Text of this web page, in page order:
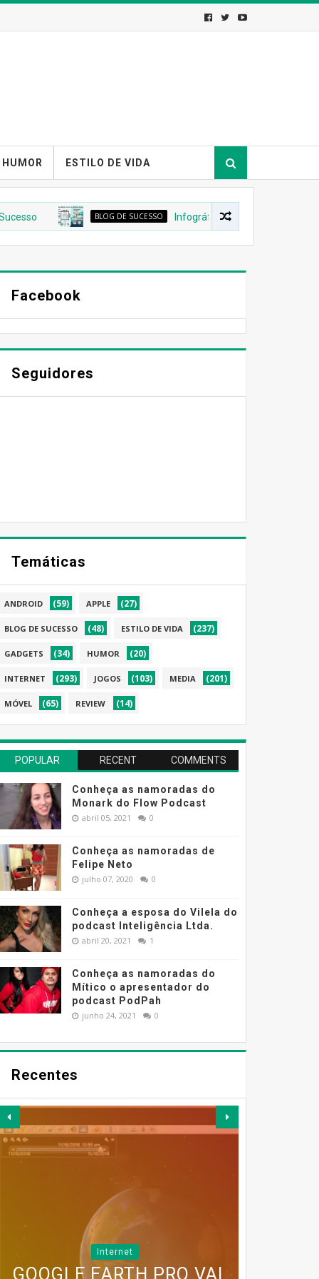
HUMOR ESTILO DE VIDA
BLOG DE SUCESSO Infográfico Para Um Blog de Sucesso
Facebook
Seguidores
Temáticas
ANDROID (59) APPLE (27)
BLOG DE SUCESSO (48) ESTILO DE VIDA (237)
GADGETS (34) HUMOR (20)
INTERNET (293) JOGOS (103) MEDIA (201)
MÓVEL (65) REVIEW (14)
POPULAR RECENT COMMENTS
Conheça as namoradas do
Monark do Flow Podcast
abril 05, 2021 0
Conheça as namoradas de
Felipe Neto
julho 07, 2020 0
Conheça a esposa do Vilela do
podcast Inteligência Ltda.
abril 20, 2021 1
Conheça as namoradas do
Mítico o apresentador do
podcast PodPah
junho 24, 2021 0
Recentes
Internet
GOOGLE EARTH PRO VAI
MESSENGER DEIXA DE
ESTAR DISPONÍVEL EM